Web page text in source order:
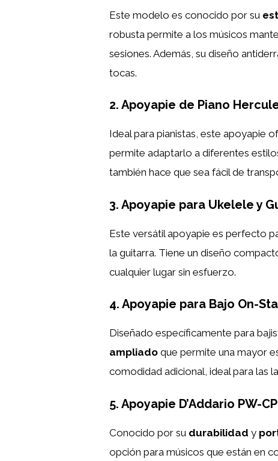
Este modelo es conocido por su
robusta permite a los músicos
sesiones. Además, su diseño
tocas.
2. Apoyapie de Piano
Ideal para pianistas, este apoyapie
permite adaptarlo a diferentes
también hace que sea fácil de
3. Apoyapie para Ukelele y
Este versátil apoyapie es perfecto
la guitarra. Tiene un diseño
cualquier lugar sin esfuerzo.
4. Apoyapie para Bajo On-
Diseñado específicamente para
ampliado que permite una mayor
comodidad adicional, ideal para las
5. Apoyapie D’Addario PW-
Conocido por su durabilidad y
opción para músicos que están en